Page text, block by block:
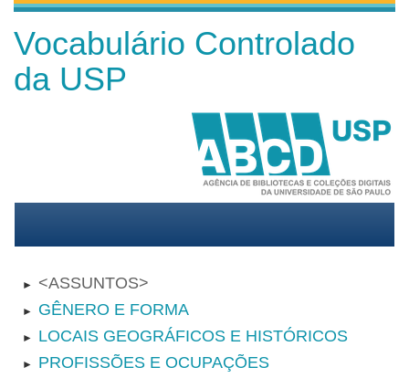
Vocabulário Controlado
da USP
► ASSUNTOS
► GÊNERO E FORMA
► LOCAIS GEOGRÁFICOS E HISTÓRICOS
► PROFISSÕES E OCUPAÇÕES